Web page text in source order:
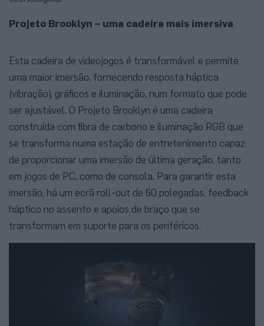
Projeto Brooklyn – uma cadeira mais imersiva
Esta cadeira de videojogos é transformável e permite
uma maior imersão, fornecendo resposta háptica
(vibração), gráficos e iluminação, num formato que pode
ser ajustável. O Projeto Brooklyn é uma cadeira
construída com fibra de carbono e iluminação RGB que
se transforma numa estação de entretenimento capaz
de proporcionar uma imersão de última geração, tanto
em jogos de PC, como de consola. Para garantir esta
imersão, há um ecrã roll-out de 60 polegadas, feedback
háptico no assento e apoios de braço que se
transformam em suporte para os periféricos.